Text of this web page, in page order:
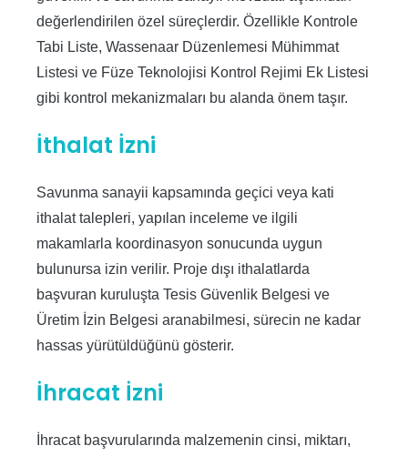
değerlendirilen özel süreçlerdir. Özellikle Kontrole
Tabi Liste, Wassenaar Düzenlemesi Mühimmat
Listesi ve Füze Teknolojisi Kontrol Rejimi Ek Listesi
gibi kontrol mekanizmaları bu alanda önem taşır.
İthalat İzni
Savunma sanayii kapsamında geçici veya kati
ithalat talepleri, yapılan inceleme ve ilgili
makamlarla koordinasyon sonucunda uygun
bulunursa izin verilir. Proje dışı ithalatlarda
başvuran kuruluşta Tesis Güvenlik Belgesi ve
Üretim İzin Belgesi aranabilmesi, sürecin ne kadar
hassas yürütüldüğünü gösterir.
İhracat İzni
İhracat başvurularında malzemenin cinsi, miktarı,